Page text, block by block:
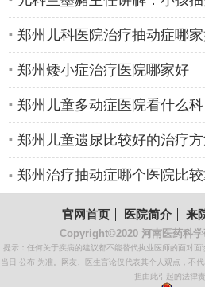
郑州儿科医院治疗抽动症哪
郑州矮小症治疗医院哪家好
郑州儿童多动症医院看什么科
郑州儿童遗尿比较好的治疗
郑州治疗抽动症哪个医院比
官网首页 医院简介 来
Copyright©2020 河南医药科
提示：任何关于疾病的建议都不能替代执业医师的面对
当日 公布 为准。网友、医生言论仅代表其个人观点，不
担由此引起的法律责